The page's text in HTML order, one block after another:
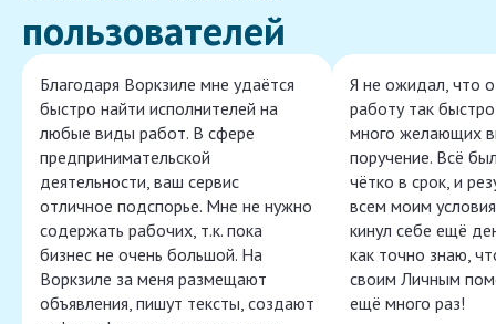
пользователей
Благодаря Воркзиле мне удаётся
быстро найти исполнителей на
любые виды работ. В сфере
предпринимательской
деятельности, ваш сервис
отличное подспорье. Мне не нужно
содержать рабочих, т.к. пока
бизнес не очень большой. На
Воркзиле за меня размещают
объявления, пишут тексты, создают
Я не ожидал, что
работу так
много желающих
поручение. Всё
чётко в срок, и
всем моим
кинул себе ещё
как точно знаю,
своим Личным
ещё много раз!